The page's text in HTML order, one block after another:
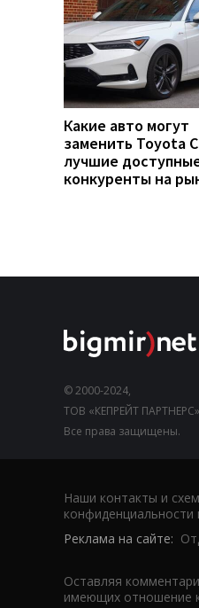
Какие авто могут
заменить Toyota
лучшие
конкуренты на
© 2000-2024,
ТОВ «КЕПРЕЙТ
Все права защищены.
Наши контакты и
Реклама на сайте:
Оставляя
имеющих отношение